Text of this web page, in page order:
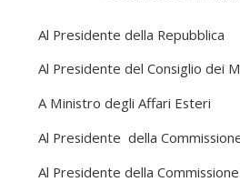
Al Presidente della Repubblica
Al Presidente del Consiglio dei
A Ministro degli Affari Esteri
Al Presidente della
Al Presidente della